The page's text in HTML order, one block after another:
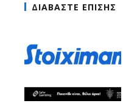
ΔΙΑΒΑΣΤΕ ΕΠΙΣΗΣ